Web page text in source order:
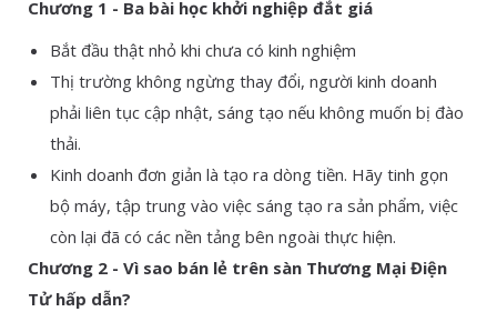
Chương 1 - Ba bài học khởi nghiệp đắt giá
Bắt đầu thật nhỏ khi chưa có kinh nghiệm
Thị trường không ngừng thay đổi, người kinh doanh
phải liên tục cập nhật, sáng tạo nếu không muốn bị đào
thải.
Kinh doanh đơn giản là tạo ra dòng tiền. Hãy tinh gọn
bộ máy, tập trung vào việc sáng tạo ra sản phẩm, việc
còn lại đã có các nền tảng bên ngoài thực hiện.
Chương 2 - Vì sao bán lẻ trên sàn Thương Mại Điện
Tử hấp dẫn?